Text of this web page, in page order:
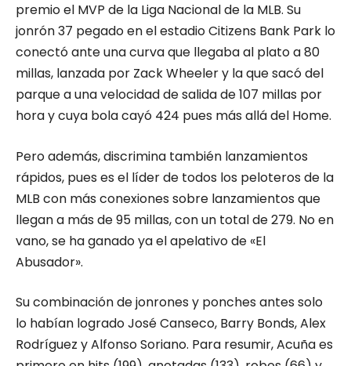
premio el MVP de la Liga Nacional de la MLB. Su
jonrón 37 pegado en el estadio Citizens Bank Park lo
conectó ante una curva que llegaba al plato a 80
millas, lanzada por Zack Wheeler y la que sacó del
parque a una velocidad de salida de 107 millas por
hora y cuya bola cayó 424 pues más allá del Home.
Pero además, discrimina también lanzamientos
rápidos, pues es el líder de todos los peloteros de la
MLB con más conexiones sobre lanzamientos que
llegan a más de 95 millas, con un total de 279. No en
vano, se ha ganado ya el apelativo de «El
Abusador».
Su combinación de jonrones y ponches antes solo
lo habían logrado José Canseco, Barry Bonds, Alex
Rodríguez y Alfonso Soriano. Para resumir, Acuña es